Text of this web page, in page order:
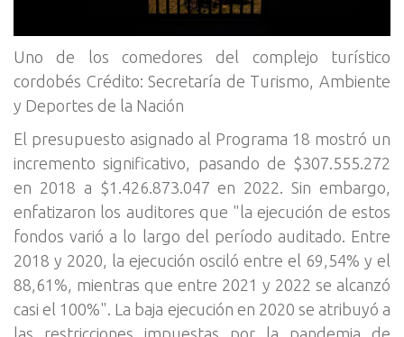
Uno de los comedores del complejo turístico
cordobés Crédito: Secretaría de Turismo, Ambiente
y Deportes de la Nación
El presupuesto asignado al Programa 18 mostró un
incremento significativo, pasando de $307.555.272
en 2018 a $1.426.873.047 en 2022. Sin embargo,
enfatizaron los auditores que "la ejecución de estos
fondos varió a lo largo del período auditado. Entre
2018 y 2020, la ejecución osciló entre el 69,54% y el
88,61%, mientras que entre 2021 y 2022 se alcanzó
casi el 100%". La baja ejecución en 2020 se atribuyó a